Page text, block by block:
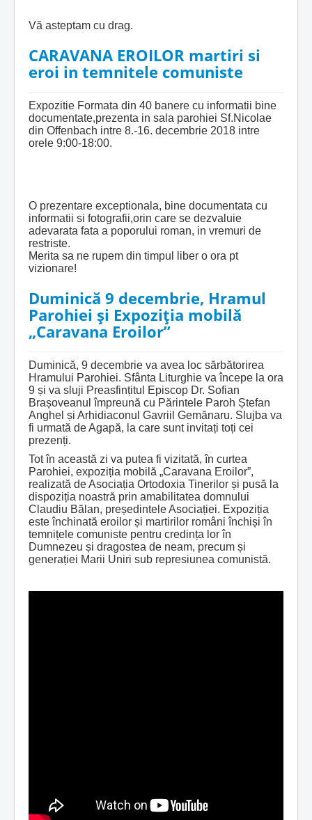
Vă asteptam cu drag.
CARAVANA EROILOR martiri si
eroi in temnitele comuniste
Expozitie Formata din 40 banere cu informatii bine
documentate,prezenta in sala parohiei Sf.Nicolae
din Offenbach intre 8.-16. decembrie 2018 intre
orele 9:00-18:00.
O prezentare exceptionala, bine documentata cu
informatii si fotografii,orin care se dezvaluie
adevarata fata a poporului roman, in vremuri de
restriste.
Merita sa ne rupem din timpul liber o ora pt
vizionare!
Duminică 9 decembrie, Hramul
Parohiei și Expoziția mobilă
„Caravana Eroilor”
Duminică, 9 decembrie va avea loc sărbătorirea
Hramului Parohiei. Sfânta Liturghie va începe la ora
9 și va sluji Preasfințitul Episcop Dr. Sofian
Brașoveanul împreună cu Părintele Paroh Ștefan
Anghel și Arhidiaconul Gavriil Gemănaru. Slujba va
fi urmată de Agapă, la care sunt invitați toți cei
prezenți.
Tot în această zi va putea fi vizitată, în curtea
Parohiei, expoziția mobilă „Caravana Eroilor”,
realizată de Asociația Ortodoxia Tinerilor și pusă la
dispoziția noastră prin amabilitatea domnului
Claudiu Bălan, președintele Asociației. Expoziția
este închinată eroilor și martirilor români închiși în
temnițele comuniste pentru credința lor în
Dumnezeu și dragostea de neam, precum și
generației Marii Uniri sub represiunea comunistă.